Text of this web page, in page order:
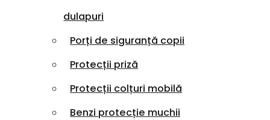
dulapuri
Porți de siguranță copii
Protecții priză
Protecții colțuri mobilă
Benzi protecție muchii